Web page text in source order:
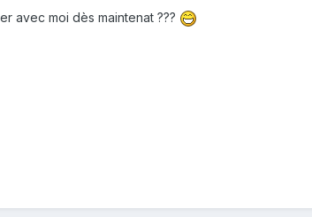
avec moi dès maintenat ???